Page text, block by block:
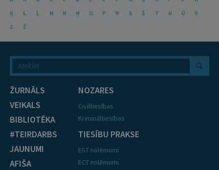
Ķ
L Ļ M N Ņ O P R S Š T U Ū
V
Z
Ž
ŽURNĀLS
VEIKALS
BIBLIOTĒKA
#TEIRDARBS
JAUNUMI
AFIŠA
NOZARES
Civiltiesības
Krimināltiesības
TIESĪBU PRAKSE
EST nolēmumi
ECT nolēmumi